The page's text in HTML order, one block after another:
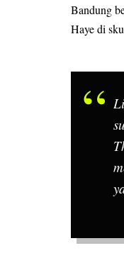
Bandung
Haye di